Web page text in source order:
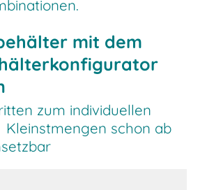
mit dem
zum individuellen
schon ab